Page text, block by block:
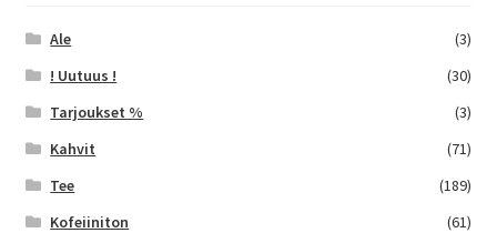
Ale
(3)
! Uutuus !
(30)
Tarjoukset %
(3)
Kahvit
(71)
Tee
(189)
Kofeiiniton
(61)